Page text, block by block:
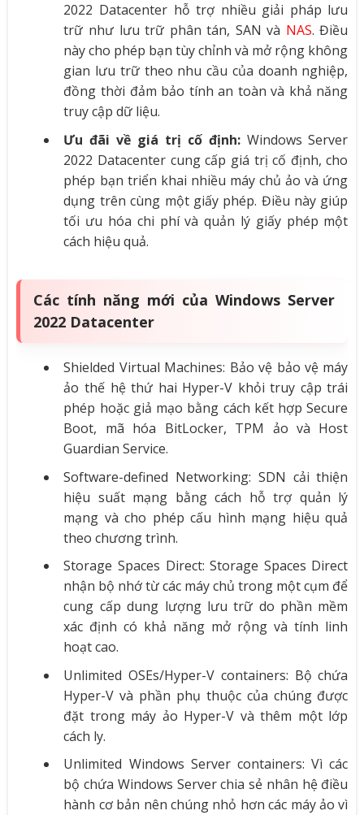
2022 Datacenter hỗ trợ nhiều giải pháp lưu
trữ như lưu trữ phân tán, SAN và NAS. Điều
này cho phép bạn tùy chỉnh và mở rộng không
gian lưu trữ theo nhu cầu của doanh nghiệp,
đồng thời đảm bảo tính an toàn và khả năng
truy cập dữ liệu.
Ưu đãi về giá trị cố định:Windows Server
2022 Datacenter cung cấp giá trị cố định, cho
phép bạn triển khai nhiều máy chủ ảo và ứng
dụng trên cùng một giấy phép. Điều này giúp
tối ưu hóa chi phí và quản lý giấy phép một
cách hiệu quả.
Các tính năng mới của Windows Server
2022 Datacenter
Shielded Virtual Machines: Bảo vệ bảo vệ máy
ảo thế hệ thứ hai Hyper-V khỏi truy cập trái
phép hoặc giả mạo bằng cách kết hợp Secure
Boot, mã hóa BitLocker, TPM ảo và Host
Guardian Service.
Software-defined Networking: SDN cải thiện
hiệu suất mạng bằng cách hỗ trợ quản lý
mạng và cho phép cấu hình mạng hiệu quả
theo chương trình.
Storage Spaces Direct: Storage Spaces Direct
nhận bộ nhớ từ các máy chủ trong một cụm để
cung cấp dung lượng lưu trữ do phần mềm
xác định có khả năng mở rộng và tính linh
hoạt cao.
Unlimited OSEs/Hyper-V containers: Bộ chứa
Hyper-V và phần phụ thuộc của chúng được
đặt trong máy ảo Hyper-V và thêm một lớp
cách ly.
Unlimited Windows Server containers: Vì các
bộ chứa Windows Server chia sẻ nhân hệ điều
hành cơ bản nên chúng nhỏ hơn các máy ảo vì